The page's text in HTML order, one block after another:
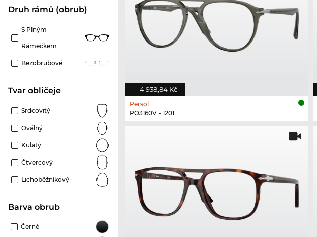
Druh rámů (obrub)
S Plným
Rámečkem
Bezobrubové
tvar obličeje
Srdcovitý
Oválný
Kulatý
Čtvercový
Lichoběžníkový
Barva obrub
Černé
4 938,84 Kč
Persol
PO3160V - 1201